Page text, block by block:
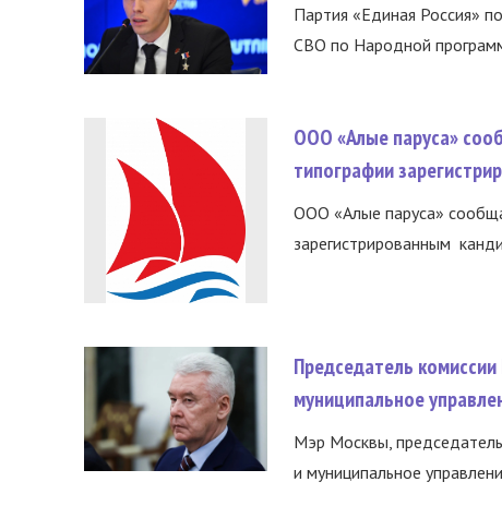
Партия «Единая Россия»
СВО по Народной
ООО «Алые паруса»
типографии
ООО «Алые паруса»
зарегистрированным
Председатель
муниципальное
Мэр Москвы,
и муниципальное